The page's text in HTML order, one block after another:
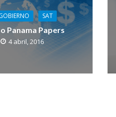
SAT
Panama Papers
4 abril, 2016